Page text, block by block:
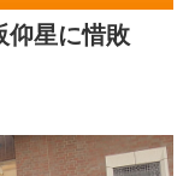
仰星に惜敗